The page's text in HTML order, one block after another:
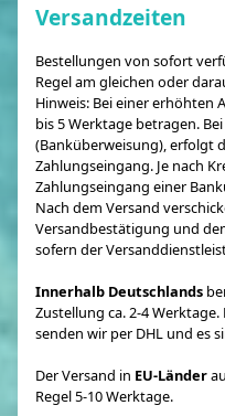
Versandzeiten
Bestellungen von sofort
Regel am gleichen oder
Hinweis: Bei einer erhöhten
bis 5 Werktage betragen.
(Banküberweisung), erfolgt
Zahlungseingang. Je nach
Zahlungseingang einer
Nach dem Versand
Versandbestätigung und
sofern der
Innerhalb Deutschlands
Zustellung ca. 2-4
senden wir per DHL und es
Der Versand in EU-Länder
Regel 5-10 Werktage.